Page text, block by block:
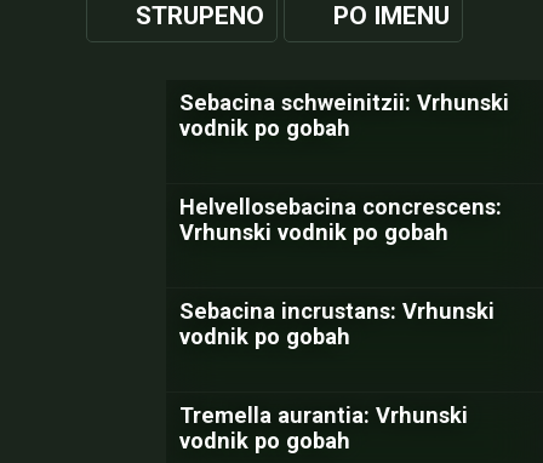
STRUPENO PO IMENU
Sebacina schweinitzii: Vrhunski
vodnik po gobah
Helvellosebacina concrescens:
Vrhunski vodnik po gobah
Sebacina incrustans: Vrhunski
vodnik po gobah
Tremella aurantia: Vrhunski
vodnik po gobah